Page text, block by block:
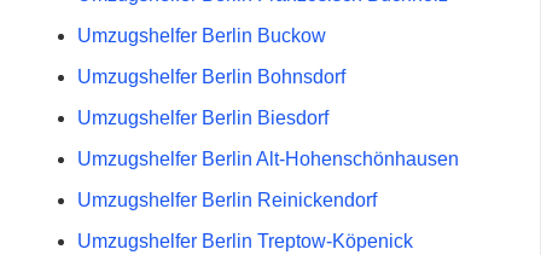
Umzugshelfer Berlin Buckow
Umzugshelfer Berlin Bohnsdorf
Umzugshelfer Berlin Biesdorf
Umzugshelfer Berlin Alt-Hohenschönhausen
Umzugshelfer Berlin Reinickendorf
Umzugshelfer Berlin Treptow-Köpenick